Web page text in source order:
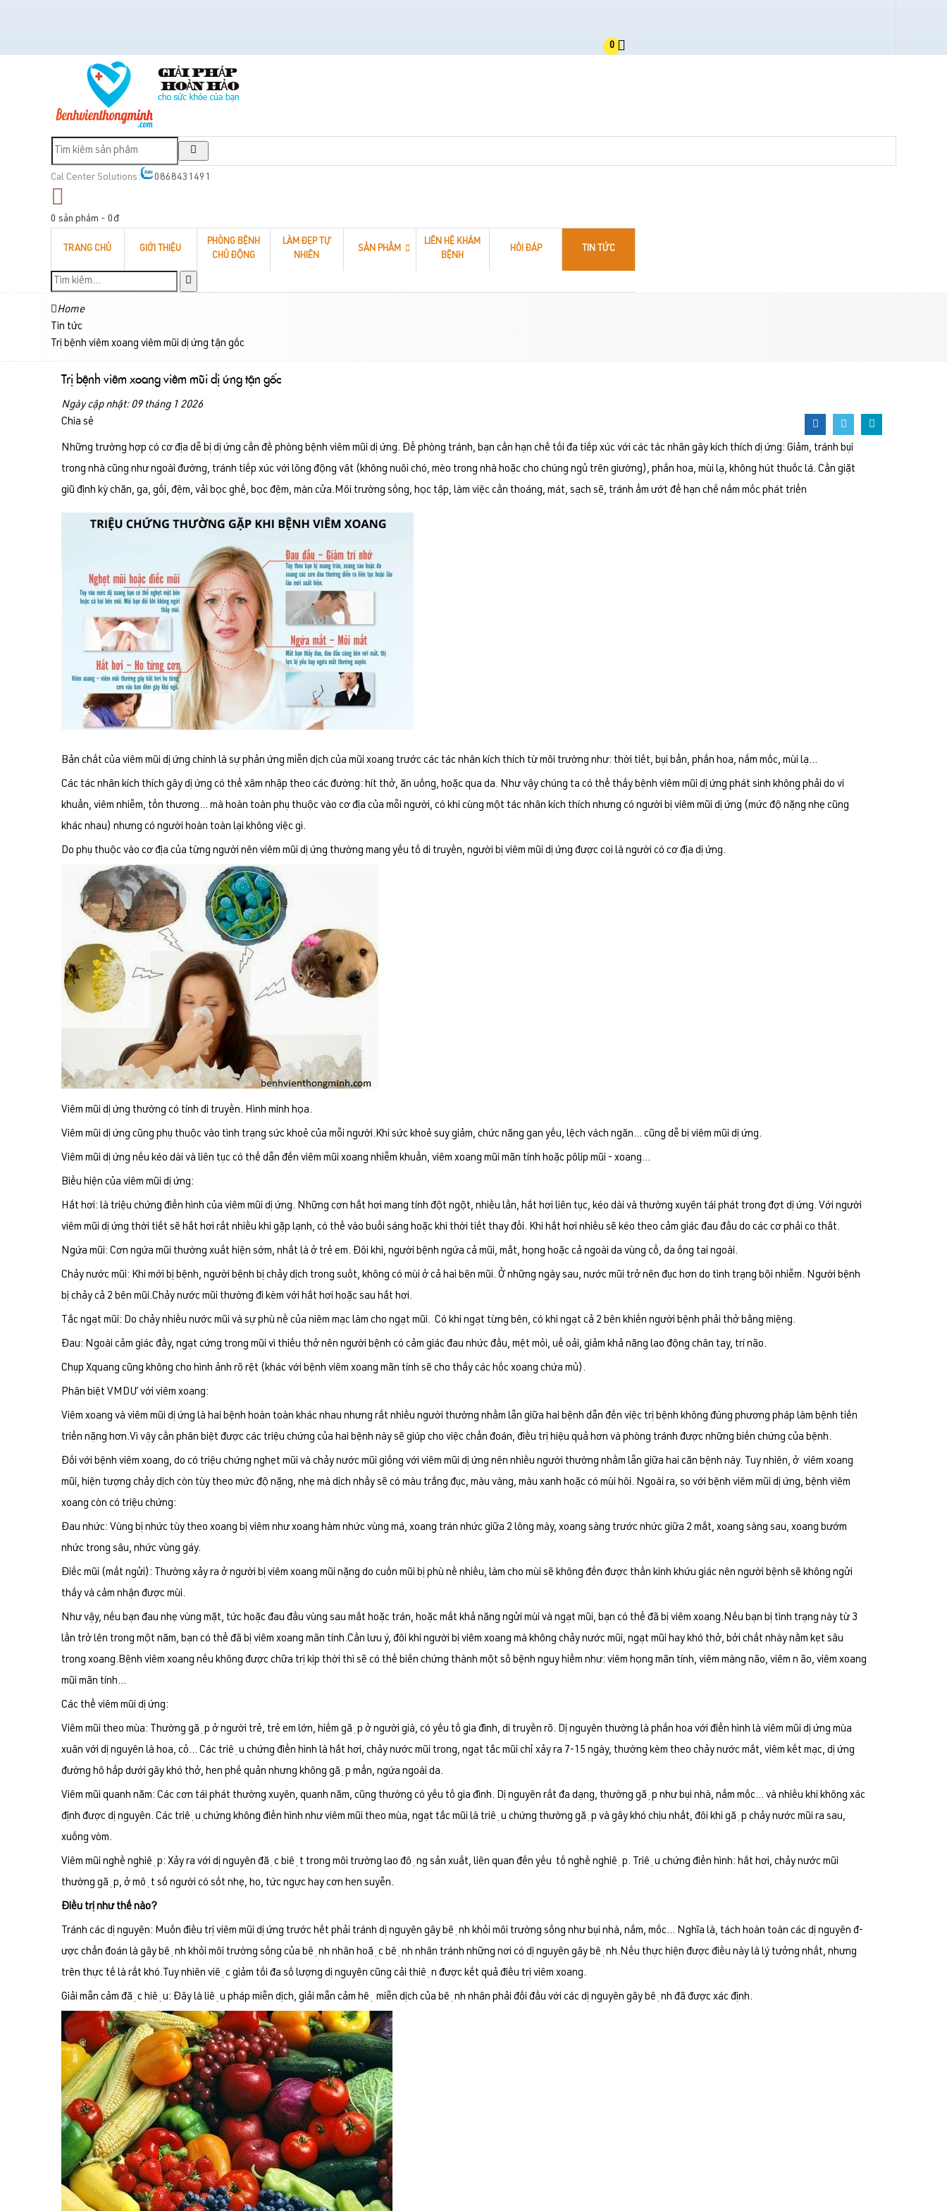
0
Cal Center Solutions: 0868431491
0 sản phẩm - 0đ
TRANG CHỦ GIỚI THIỆU
PHÒNG BỆNH
CHỦ ĐỘNG
LÀM ĐẸP TỰ
NHIÊN
SẢN PHẨM
LIÊN HỆ KHÁM
BỆNH
HỎI ĐÁP TIN TỨC
Home
Tin tức
Trị bệnh viêm xoang viêm mũi dị ứng tận gốc
Trị bệnh viêm xoang viêm mũi dị ứng tận gốc
Ngày cập nhật: 09 tháng 1 2026
Chia sẻ
Những trường hợp có cơ địa dễ bị dị ứng cần đề phòng bệnh viêm mũi dị ứng. Để phòng tránh, bạn cần hạn chế tối đa tiếp xúc với các tác nhân gây kích thích dị ứng: Giảm, tránh bụi
trong nhà cũng như ngoài đường, tránh tiếp xúc với lông động vật (không nuôi chó, mèo trong nhà hoặc cho chúng ngủ trên giường), phấn hoa, mùi lạ, không hút thuốc lá. Cần giặt
giũ định kỳ chăn, ga, gối, đệm, vải bọc ghế, bọc đệm, màn cửa.Môi trường sống, học tập, làm việc cần thoáng, mát, sạch sẽ, tránh ẩm ướt để hạn chế nấm mốc phát triển
Bản chất của viêm mũi dị ứng chính là sự phản ứng miễn dịch của mũi xoang trước các tác nhân kích thích từ môi trường như: thời tiết, bụi bẩn, phấn hoa, nấm mốc, mùi lạ…
Các tác nhân kích thích gây dị ứng có thể xâm nhập theo các đường: hít thở, ăn uống, hoặc qua da. Như vậy chúng ta có thể thấy bệnh viêm mũi dị ứng phát sinh không phải do vi
khuẩn, viêm nhiễm, tổn thương… mà hoàn toàn phụ thuộc vào cơ địa của mỗi người, có khi cùng một tác nhân kích thích nhưng có người bị viêm mũi dị ứng (mức độ nặng nhẹ cũng
khác nhau) nhưng có người hoàn toàn lại không việc gì.
Do phụ thuộc vào cơ địa của từng người nên viêm mũi dị ứng thường mang yếu tố di truyền, người bị viêm mũi dị ứng được coi là người có cơ địa dị ứng.
Viêm mũi dị ứng thường có tính di truyền. Hình minh họa.
Viêm mũi dị ứng cũng phụ thuộc vào tình trạng sức khoẻ của mỗi người.Khi sức khoẻ suy giảm, chức năng gan yếu, lệch vách ngăn… cũng dễ bị viêm mũi dị ứng.
Viêm mũi dị ứng nếu kéo dài và liên tục có thể dẫn đến viêm mũi xoang nhiễm khuẩn, viêm xoang mũi mãn tính hoặc pôlip mũi - xoang...
Biểu hiện của viêm mũi dị ứng:
Hắt hơi: là triệu chứng điển hình của viêm mũi dị ứng. Những cơn hắt hơi mang tính đột ngột, nhiều lần, hắt hơi liên tục, kéo dài và thường xuyên tái phát trong đợt dị ứng. Với người
viêm mũi dị ứng thời tiết sẽ hắt hơi rất nhiều khi gặp lạnh, có thể vào buổi sáng hoặc khi thời tiết thay đổi. Khi hắt hơi nhiều sẽ kéo theo cảm giác đau đầu do các cơ phải co thắt.
Ngứa mũi: Cơn ngứa mũi thường xuất hiện sớm, nhất là ở trẻ em. Đôi khi, người bệnh ngứa cả mũi, mắt, họng hoặc cả ngoài da vùng cổ, da ống tai ngoài.
Chảy nước mũi: Khi mới bị bệnh, người bệnh bị chảy dịch trong suốt, không có mùi ở cả hai bên mũi. Ở những ngày sau, nước mũi trở nên đục hơn do tình trạng bội nhiễm. Người bệnh
bị chảy cả 2 bên mũi.Chảy nước mũi thường đi kèm với hắt hơi hoặc sau hắt hơi.
Tắc ngạt mũi: Do chảy nhiều nước mũi và sự phù nề của niêm mạc làm cho ngạt mũi. Có khi ngạt từng bên, có khi ngạt cả 2 bên khiến người bệnh phải thở bằng miệng.
Đau: Ngoài cảm giác đầy, ngạt cứng trong mũi vì thiếu thở nên người bệnh có cảm giác đau nhức đầu, mệt mỏi, uể oải, giảm khả năng lao động chân tay, trí não.
Chụp Xquang cũng không cho hình ảnh rõ rệt (khác với bệnh viêm xoang mãn tính sẽ cho thấy các hốc xoang chứa mủ).
Phân biệt VMDƯ với viêm xoang:
Viêm xoang và viêm mũi dị ứng là hai bệnh hoàn toàn khác nhau nhưng rất nhiều người thường nhầm lẫn giữa hai bệnh dẫn đến việc trị bệnh không đúng phương pháp làm bệnh tiến
triển nặng hơn.Vì vậy cần phân biệt được các triệu chứng của hai bệnh này sẽ giúp cho việc chẩn đoán, điều trị hiệu quả hơn và phòng tránh được những biến chứng của bệnh.
Đối với bệnh viêm xoang, do có triệu chứng nghẹt mũi và chảy nước mũi giống với viêm mũi dị ứng nên nhiều người thường nhầm lẫn giữa hai căn bệnh này. Tuy nhiên, ở viêm xoang
mũi, hiện tượng chảy dịch còn tùy theo mức độ nặng, nhẹ mà dịch nhầy sẽ có màu trắng đục, màu vàng, màu xanh hoặc có mùi hôi. Ngoài ra, so với bệnh viêm mũi dị ứng, bệnh viêm
xoang còn có triệu chứng:
Đau nhức: Vùng bị nhức tùy theo xoang bị viêm như xoang hàm nhức vùng má, xoang trán nhức giữa 2 lông mày, xoang sàng trước nhức giữa 2 mắt, xoang sàng sau, xoang bướm
nhức trong sâu, nhức vùng gáy.
Điếc mũi (mất ngửi): Thường xảy ra ở người bị viêm xoang mũi nặng do cuốn mũi bị phù nề nhiều, làm cho mùi sẽ không đến được thần kinh khứu giác nên người bệnh sẽ không ngửi
thấy và cảm nhận được mùi.
Như vậy, nếu bạn đau nhẹ vùng mặt, tức hoặc đau đầu vùng sau mắt hoặc trán, hoặc mất khả năng ngửi mùi và ngạt mũi, bạn có thể đã bị viêm xoang.Nếu bạn bị tình trạng này từ 3
lần trở lên trong một năm, bạn có thể đã bị viêm xoang mãn tính.Cần lưu ý, đôi khi người bị viêm xoang mà không chảy nước mũi, ngạt mũi hay khó thở, bởi chất nhày nằm kẹt sâu
trong xoang.Bệnh viêm xoang nếu không được chữa trị kịp thời thì sẽ có thể biến chứng thành một số bệnh nguy hiểm như: viêm họng mãn tính, viêm màng não, viêm n ão, viêm xoang
mũi mãn tính...
Các thể viêm mũi dị ứng:
Viêm mũi theo mùa: Thường gặp ở người trẻ, trẻ em lớn, hiếm gặp ở người già, có yếu tố gia đình, di truyền rõ. Dị nguyên thường là phấn hoa với điển hình là viêm mũi dị ứng mùa
xuân với dị nguyên là hoa, cỏ... Các triệu chứng điển hình là hắt hơi, chảy nước mũi trong, ngạt tắc mũi chỉ xảy ra 7-15 ngày, thường kèm theo chảy nước mắt, viêm kết mạc, dị ứng
đường hô hấp dưới gây khó thở, hen phế quản nhưng không gặp mẩn, ngứa ngoài da.
Viêm mũi quanh năm: Các cơn tái phát thường xuyên, quanh năm, cũng thường có yếu tố gia đình. Dị nguyên rất đa dạng, thường gặp như bụi nhà, nấm mốc… và nhiều khi không xác
định được dị nguyên. Các triệu chứng không điển hình như viêm mũi theo mùa, ngạt tắc mũi là triệu chứng thường gặp và gây khó chịu nhất, đôi khi gặp chảy nước mũi ra sau,
xuống vòm.
Viêm mũi nghề nghiệp: Xảy ra với dị nguyên đặc biệt trong môi trường lao động sản xuất, liên quan đến yếu tố nghề nghiệp. Triệu chứng điển hình: hắt hơi, chảy nước mũi
thường gặp, ở một số người có sốt nhẹ, ho, tức ngực hay cơn hen suyễn.
Điều trị như thế nào?
Tránh các dị nguyên: Muốn điều trị viêm mũi dị ứng tr­ước hết phải tránh dị nguyên gây bệnh khỏi môi tr­ường sống như bụi nhà, nấm, mốc... Nghĩa là, tách hoàn toàn các dị nguyên đ­
ược chẩn đoán là gây bệnh khỏi môi trường sống của bệnh nhân hoặc bệnh nhân tránh những nơi có dị nguyên gây bệnh.Nếu thực hiện được điều này là lý tưởng nhất, nhưng
trên thực tế là rất khó.Tuy nhiên việc giảm tối đa số lượng dị nguyên cũng cải thiện đ­ược kết quả điều trị viêm xoang.
Giải mẫn cảm đặc hiệu: Đây là liệu pháp miễn dịch, giải mẫn cảm hệ miễn dịch của bệnh nhân phải đối đầu với các dị nguyên gây bệnh đã đ­ược xác định.